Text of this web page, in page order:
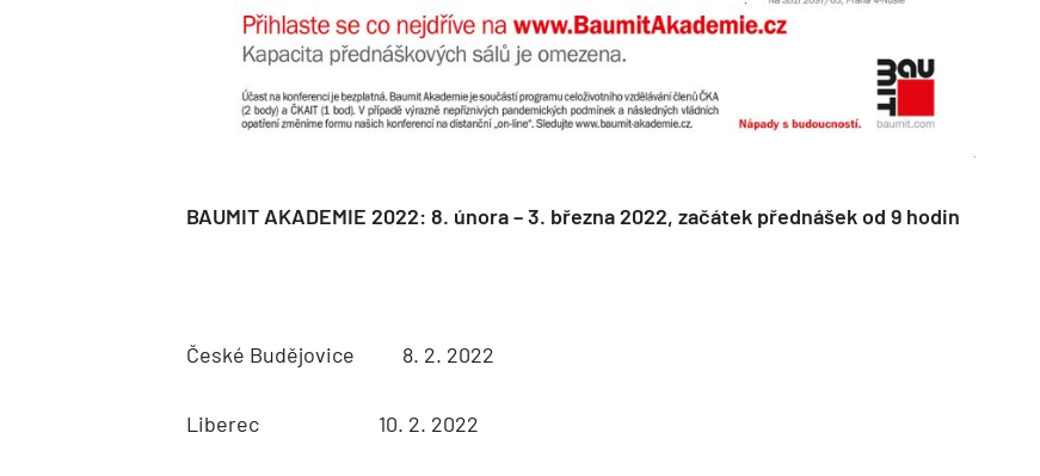
BAUMIT AKADEMIE 2022: 8. února – 3. března 2022, začátek přednášek od 9 hodin
České Budějovice 8. 2. 2022
Liberec 10. 2. 2022